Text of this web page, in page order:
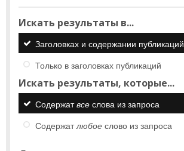
Искать результаты в...
Заголовках и содержании публикаций
Только в заголовках публикаций
Искать результаты, которые...
Содержатвсе слова из запроса
Содержатлюбое слово из запроса